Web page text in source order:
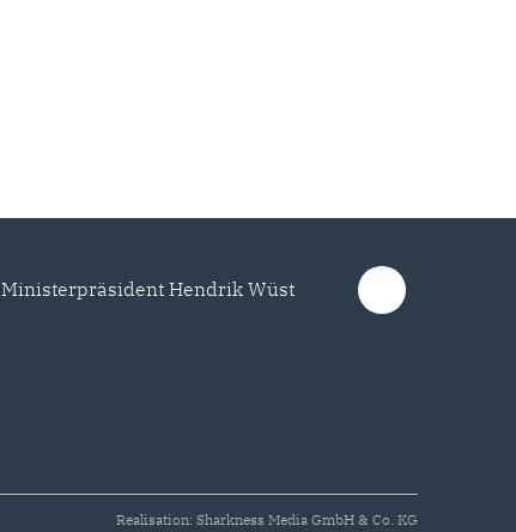
Ministerpräsident Hendrik Wüst
Realisation: Sharkness Media GmbH & Co. KG